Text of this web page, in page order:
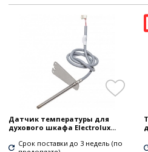
Датчик температуры для
духового шкафа Electrolux...
Срок поставки до 3 недель (по